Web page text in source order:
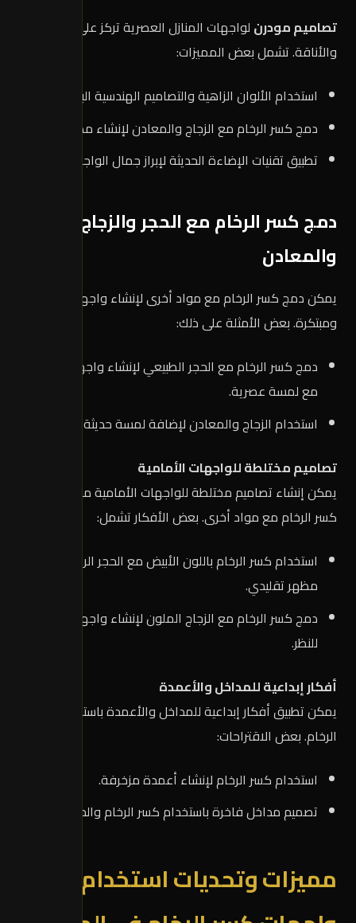
تصاميم مودرن لواجهات المنازل العصرية تركز على البساطة
والأناقة. تشمل بعض المميزات:
استخدام الألوان الزاهية والتصاميم الهندسية البسيطة.
دمج كسر الرخام مع الزجاج والمعادن لإنشاء مظهر عصري.
تطبيق تقنيات الإضاءة الحديثة لإبراز جمال الواجهة.
دمج كسر الرخام مع الحجر والزجاج
والمعادن
يمكن دمج كسر الرخام مع مواد أخرى لإنشاء واجهات فريدة
ومبتكرة. بعض الأمثلة على ذلك:
دمج كسر الرخام مع الحجر الطبيعي لإنشاء واجهات تقليدية
مع لمسة عصرية.
استخدام الزجاج والمعادن لإضافة لمسة حديثة للواجهات.
تصاميم مختلطة للواجهات الأمامية
يمكن إنشاء تصاميم مختلطة للواجهات الأمامية من خلال دمج
كسر الرخام مع مواد أخرى. بعض الأفكار تشمل:
استخدام كسر الرخام باللون الأبيض مع الحجر الرملي لإنشاء
مظهر تقليدي.
دمج كسر الرخام مع الزجاج الملون لإنشاء واجهة ملفتة
للنظر.
أفكار إبداعية للمداخل والأعمدة
يمكن تطبيق أفكار إبداعية للمداخل والأعمدة باستخدام كسر
الرخام. بعض الاقتراحات:
استخدام كسر الرخام لإنشاء أعمدة مزخرفة.
تصميم مداخل فاخرة باستخدام كسر الرخام والحجر الطبيعي.
مميزات وتحديات استخدام